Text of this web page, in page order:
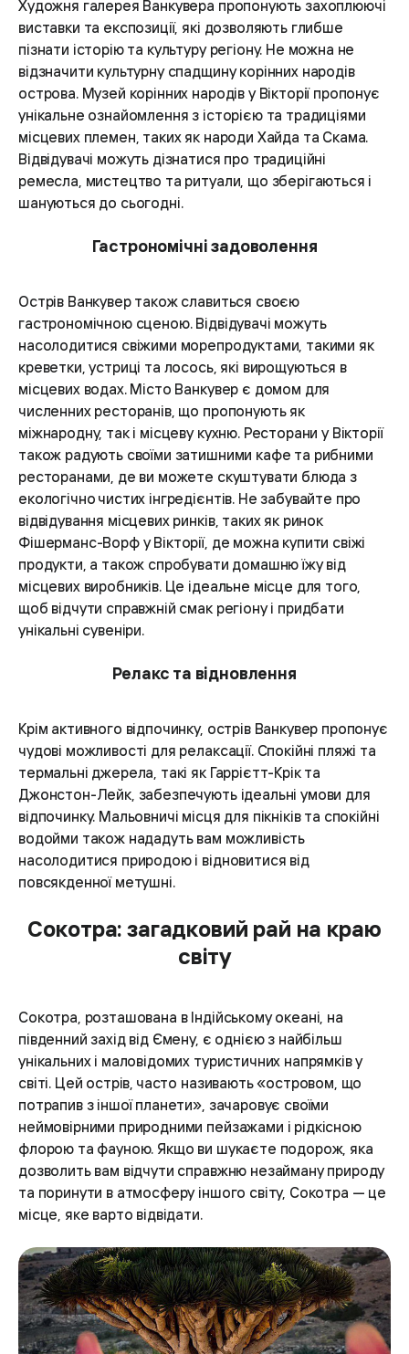
Художня галерея Ванкувера пропонують захоплюючі
виставки та експозиції, які дозволяють глибше
пізнати історію та культуру регіону. Не можна не
відзначити культурну спадщину корінних народів
острова. Музей корінних народів у Вікторії пропонує
унікальне ознайомлення з історією та традиціями
місцевих племен, таких як народи Хайда та Скама.
Відвідувачі можуть дізнатися про традиційні
ремесла, мистецтво та ритуали, що зберігаються і
шануються до сьогодні.
Гастрономічні задоволення
Острів Ванкувер також славиться своєю
гастрономічною сценою. Відвідувачі можуть
насолодитися свіжими морепродуктами, такими як
креветки, устриці та лосось, які вирощуються в
місцевих водах. Місто Ванкувер є домом для
численних ресторанів, що пропонують як
міжнародну, так і місцеву кухню. Ресторани у Вікторії
також радують своїми затишними кафе та рибними
ресторанами, де ви можете скуштувати блюда з
екологічно чистих інгредієнтів. Не забувайте про
відвідування місцевих ринків, таких як ринок
Фішерманс-Ворф у Вікторії, де можна купити свіжі
продукти, а також спробувати домашню їжу від
місцевих виробників. Це ідеальне місце для того,
щоб відчути справжній смак регіону і придбати
унікальні сувеніри.
Релакс та відновлення
Крім активного відпочинку, острів Ванкувер пропонує
чудові можливості для релаксації. Спокійні пляжі та
термальні джерела, такі як Гаррієтт-Крік та
Джонстон-Лейк, забезпечують ідеальні умови для
відпочинку. Мальовничі місця для пікніків та спокійні
водойми також нададуть вам можливість
насолодитися природою і відновитися від
повсякденної метушні.
Сокотра: загадковий рай на краю
світу
Сокотра, розташована в Індійському океані, на
південний захід від Ємену, є однією з найбільш
унікальних і маловідомих туристичних напрямків у
світі. Цей острів, часто називають «островом, що
потрапив з іншої планети», зачаровує своїми
неймовірними природними пейзажами і рідкісною
флорою та фауною. Якщо ви шукаєте подорож, яка
дозволить вам відчути справжню незайману природу
та поринути в атмосферу іншого світу, Сокотра — це
місце, яке варто відвідати.